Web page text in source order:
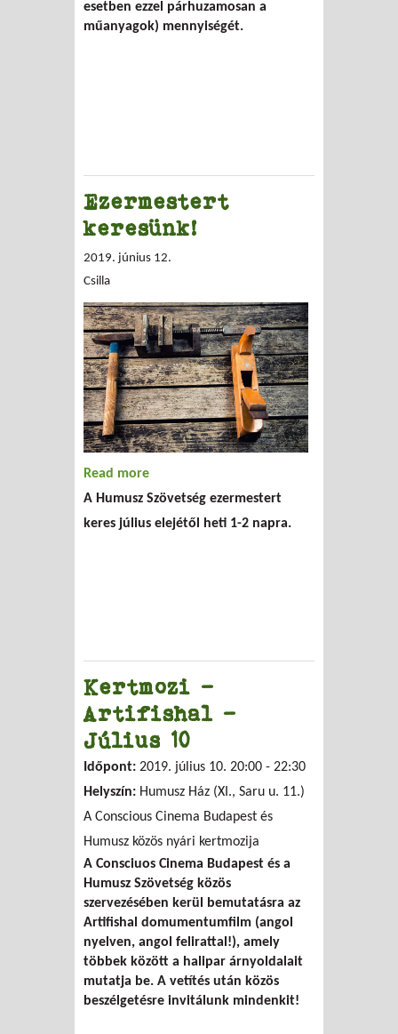
esetben ezzel párhuzamosan a
műanyagok) mennyiségét.
Ezermestert
keresünk!
2019. június 12.
Csilla
Read more
A Humusz Szövetség ezermestert
keres július elejétől heti 1-2 napra.
Kertmozi -
Artifishal -
Július 10
Időpont: 2019. július 10. 20:00 - 22:30
Helyszín: Humusz Ház (XI., Saru u. 11.)
A Conscious Cinema Budapest és
Humusz közös nyári kertmozija
A Consciuos Cinema Budapest és a
Humusz Szövetség közös
szervezésében kerül bemutatásra az
Artifishal domumentumfilm (angol
nyelven, angol felirattal!), amely
többek között a halipar árnyoldalait
mutatja be. A vetítés után közös
beszélgetésre invitálunk mindenkit!